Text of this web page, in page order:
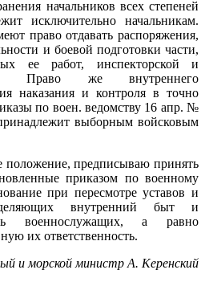
начальников всех степеней
исключительно начальникам.
право отдавать распоряжения,
и боевой подготовки части,
ее работ, инспекторской и
Право же внутреннего
наказания и контроля в точно
по воен. ведомству 16 апр. №
выборным войсковым
положение, предписываю принять
приказом по военному
при пересмотре уставов и
внутренний быт и
военнослужащих, а равно
их ответственность.
и морской министр А. Керенский